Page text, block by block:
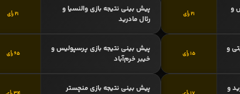
و
21 رأی
پیش بینی نتیجه بازی والنسیا و
رئال مادرید
21 رأی
و
15 رأی
پیش بینی نتیجه بازی پرسپولیس و
خیبر خرم‌آباد
65 رأی
و
پیش بینی نتیجه بازی منچستر